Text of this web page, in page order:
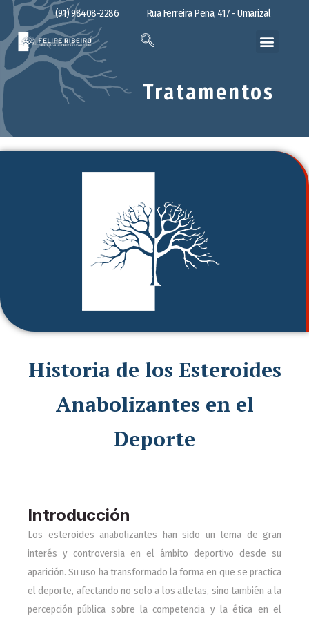
(91) 98408-2286 Rua Ferreira Pena, 417 - Umarizal
Tratamentos
Historia de los Esteroides
Anabolizantes en el
Deporte
Introducción
Los esteroides anabolizantes han sido un tema de gran
interés y controversia en el ámbito deportivo desde su
aparición. Su uso ha transformado la forma en que se practica
el deporte, afectando no solo a los atletas, sino también a la
percepción pública sobre la competencia y la ética en el